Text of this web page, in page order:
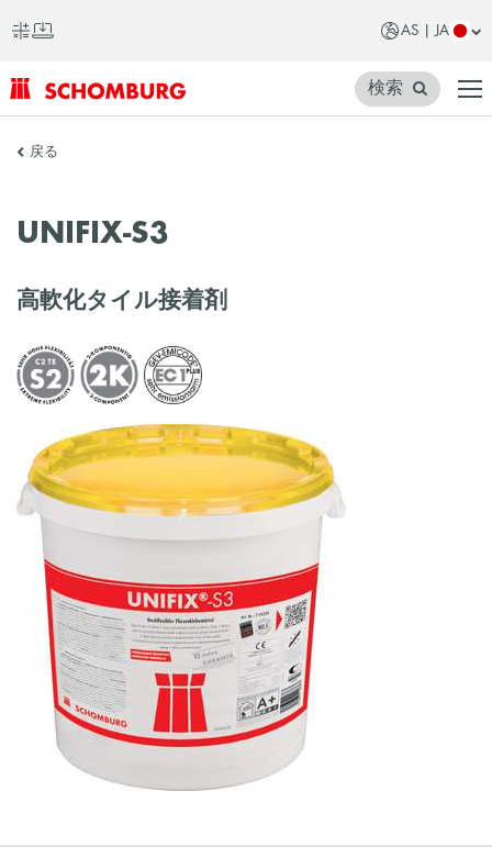
AS | JA
SCHOMBURG
ジ
検索
戻る
UNIFIX-S3
高軟化タイル接着剤